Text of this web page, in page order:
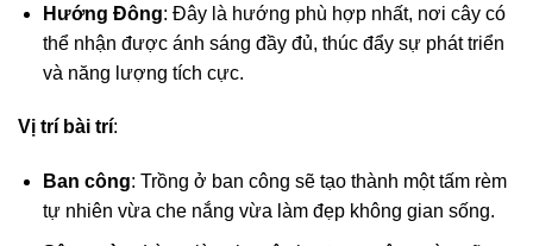
Hướng Đông: Đây là hướng phù hợp nhất, nơi cây có
thể nhận được ánh sáng đầy đủ, thúc đẩy sự phát triển
và năng lượng tích cực.
Vị trí bài trí:
Ban công: Trồng ở ban công sẽ tạo thành một tấm rèm
tự nhiên vừa che nắng vừa làm đẹp không gian sống.